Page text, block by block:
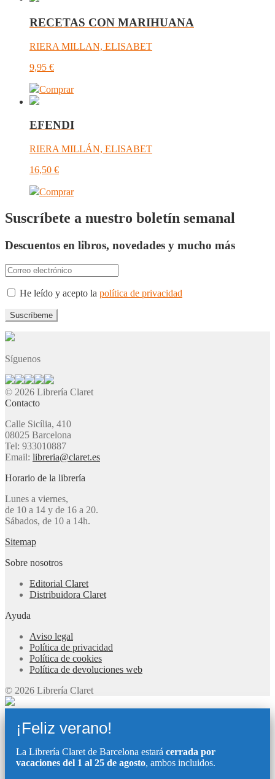
RECETAS CON MARIHUANA
RIERA MILLAN, ELISABET
9,95 €
Comprar
EFENDI
RIERA MILLÁN, ELISABET
16,50 €
Comprar
Suscríbete a nuestro boletín semanal
Descuentos en libros, novedades y mucho más
He leído y acepto la política de privacidad
Síguenos
© 2026 Librería Claret
Contacto
Calle Sicília, 410
08025 Barcelona
Tel: 933010887
Email: libreria@claret.es
Horario de la librería
Lunes a viernes,
de 10 a 14 y de 16 a 20.
Sábados, de 10 a 14h.
Sitemap
Sobre nosotros
Editorial Claret
Distribuidora Claret
Ayuda
Aviso legal
Política de privacidad
Política de cookies
Política de devoluciones web
© 2026 Librería Claret
¡Feliz verano!
La Librería Claret de Barcelona estará cerrada por
vacaciones del 1 al 25 de agosto, ambos incluidos.